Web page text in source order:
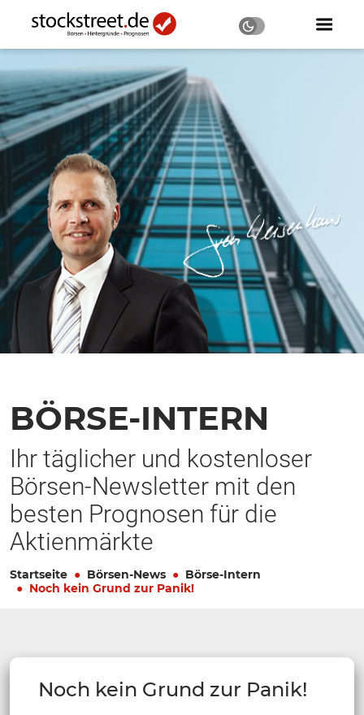
BÖRSE-INTERN
Ihr täglicher und kostenloser
Börsen-Newsletter mit den
besten Prognosen für die
Aktienmärkte
Startseite Börsen-News
Börse-Intern
Noch kein Grund zur Panik!
Noch kein Grund zur Panik!